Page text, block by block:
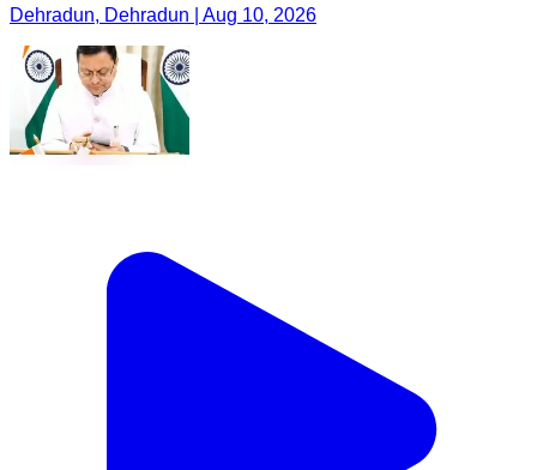
Dehradun, Dehradun | Aug 10, 2026